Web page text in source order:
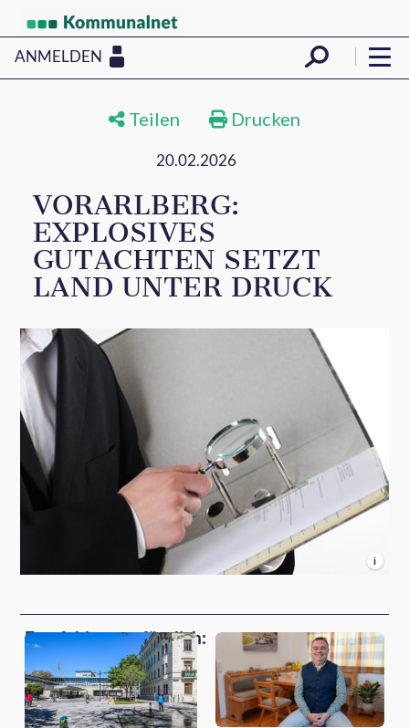
ANMELDEN
Teilen Drucken
20.02.2026
VORARLBERG:
EXPLOSIVES
GUTACHTEN SETZT
LAND UNTER DRUCK
i
Empfehlungen für dich: